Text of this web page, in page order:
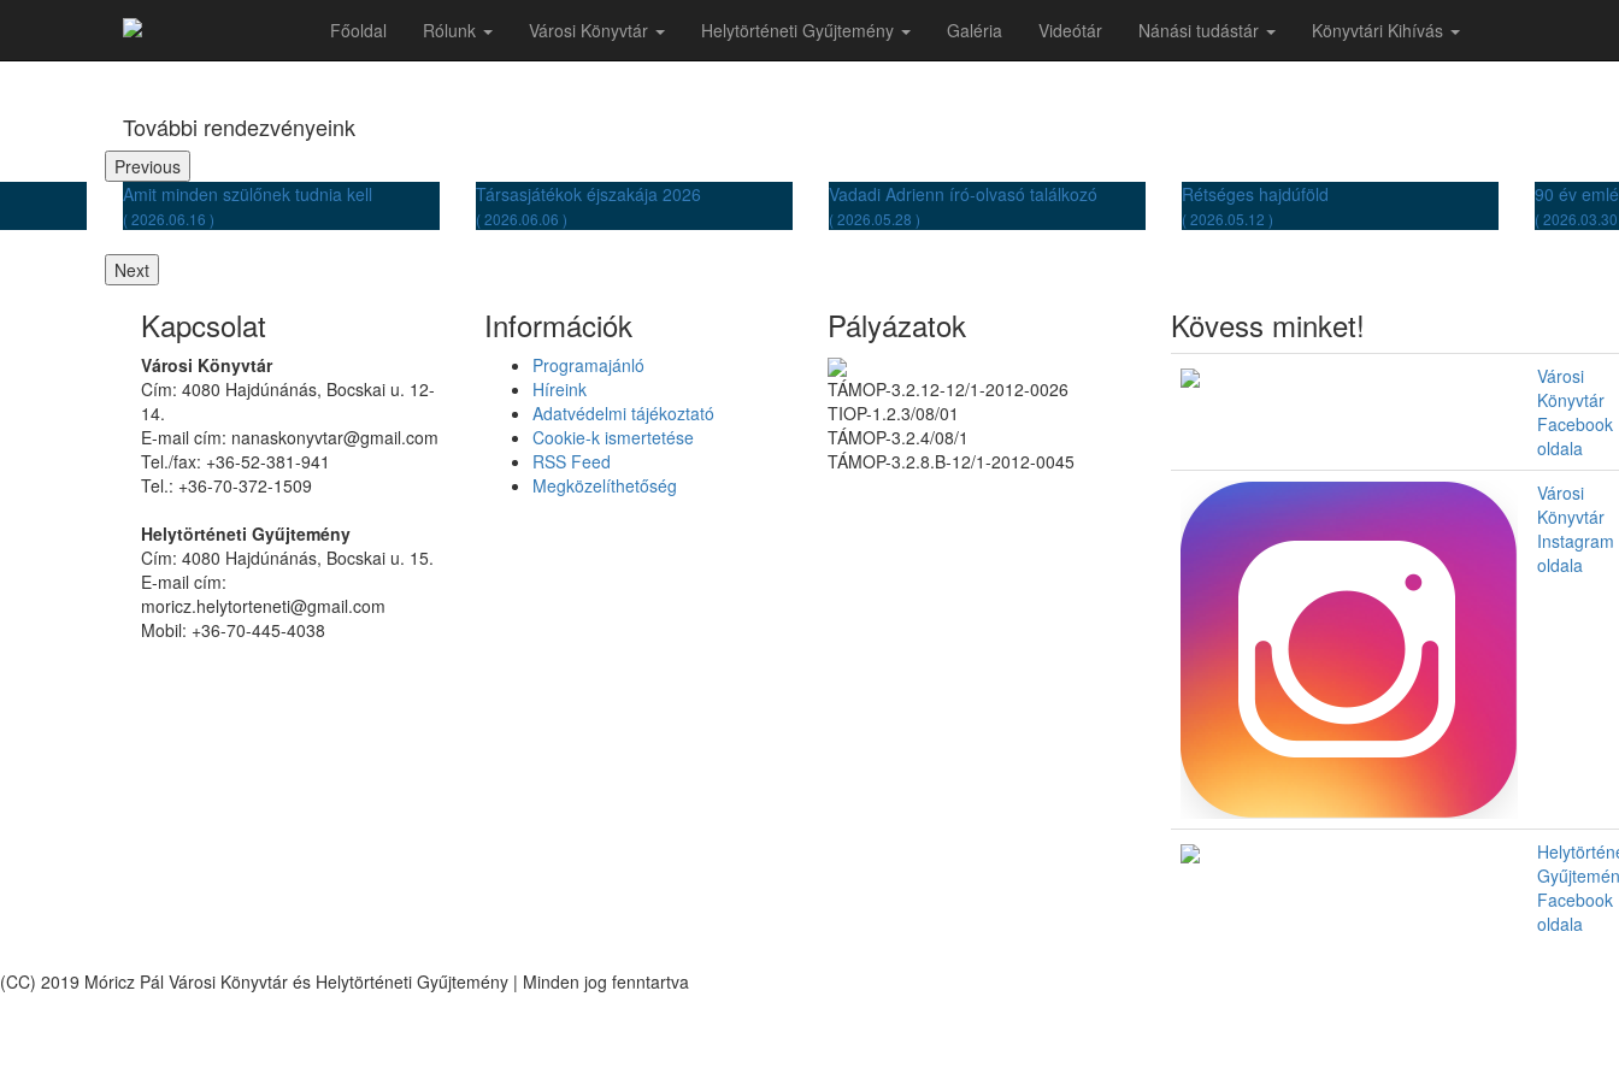
Főoldal Rólunk Városi Könyvtár Helytörténeti Gyűjtemény Galéria Videótár Nánási tudástár Könyvtári Kihívás
Országos Könyvtári Napok (2019.)
További rendezvényeink
Previous
Amit minden szülőnek tudnia kell
( 2026.06.16 )
Társasjátékok éjszakája 2026
( 2026.06.06 )
Vadadi Adrienn író-olvasó találkozó
( 2026.05.28 )
Rétséges hajdúföld
( 2026.05.12 )
90 év
(
Next
Kapcsolat
Városi Könyvtár
Cím: 4080 Hajdúnánás, Bocskai u. 12-
14.
E-mail cím: nanaskonyvtar@gmail.com
Tel./fax: +36-52-381-941
Tel.: +36-70-372-1509
Helytörténeti Gyűjtemény
Cím: 4080 Hajdúnánás, Bocskai u. 15.
E-mail cím:
moricz.helytorteneti@gmail.com
Mobil: +36-70-445-4038
Információk
Programajánló
Híreink
Adatvédelmi tájékoztató
Cookie-k ismertetése
RSS Feed
Megközelíthetőség
Pályázatok
TÁMOP-3.2.12-12/1-2012-0026
TIOP-1.2.3/08/01
TÁMOP-3.2.4/08/1
TÁMOP-3.2.8.B-12/1-2012-0045
Kövess minket!
Városi
Könyvtár
Facebook
oldala
Városi
Könyvtár
Instagram
oldala
Facebook
oldala
(CC) 2019 Móricz Pál Városi Könyvtár és Helytörténeti Gyűjtemény | Minden jog fenntartva